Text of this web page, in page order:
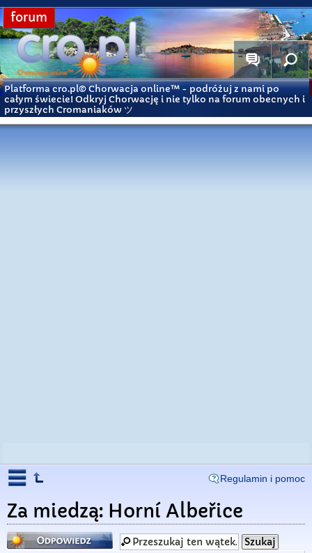
forum
Platforma cro.pl© Chorwacja online™ - podróżuj z nami po
całym świecie! Odkryj Chorwację i nie tylko na forum obecnych i
przyszłych Cromaniaków ツ
Regulamin i pomoc
Za miedzą: Horní Albeřice
Odpowiedz